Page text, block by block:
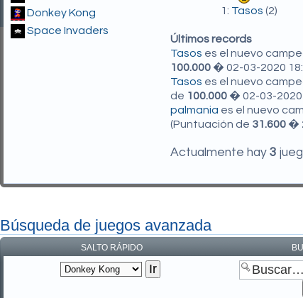
Donkey Kong
Space Invaders
1: Tasos (2)
Últimos records
Tasos es el nuevo
100.000 � 02-03-2020
Tasos es el nuevo
de 100.000 � 02-03-2020
palmania es el nuevo
(Puntuación de 31.600 �
Actualmente hay 3
Búsqueda de juegos avanzada
SALTO RÁPIDO